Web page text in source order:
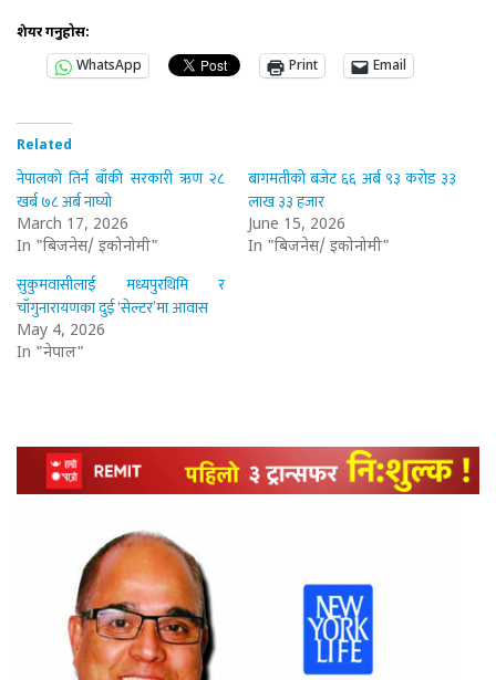
शेयर गर्नुहोस:
WhatsApp
Print Email
Related
नेपालको तिर्न बाँकी सरकारी ऋण २८
खर्ब ७८ अर्ब नाघ्यो
March 17, 2026
In "बिजनेस/ इकोनोमी"
बागमतीको बजेट ६६ अर्ब ९३ करोड ३३
लाख ३३ हजार
June 15, 2026
In "बिजनेस/ इकोनोमी"
सुकुमवासीलाई मध्यपुरथिमि र
चाँगुनारायणका दुई ‘सेल्टर’मा आवास
May 4, 2026
In "नेपाल"